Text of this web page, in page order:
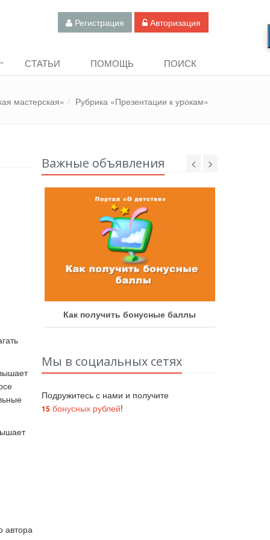
Регистрация Авторизация
СТАТЬИ ПОМОЩЬ ПОИСК
мастерская» Рубрика «Презентации к урокам»
автора
Важные объявления
Как получить бонусные баллы
Мы в социальных сетях
Подружитесь с нами и получите
15бонусных рублей!